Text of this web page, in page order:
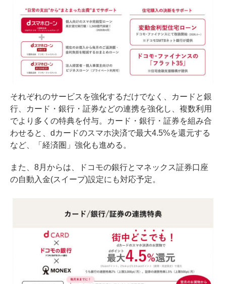
それぞれのサービスを強化するだけでなく、カードと銀
行、カード・銀行・証券などの連携を強化し、複数利用
でより多くの特典を付与。カード・銀行・証券を組み合
わせると、dカードのスマホ決済で最大4.5%を還元する
など、「経済圏」強化も進める。
また、8月からは、ドコモの銀行とマネックス証券口座
の自動入金(スイープ)設定にも対応予定。